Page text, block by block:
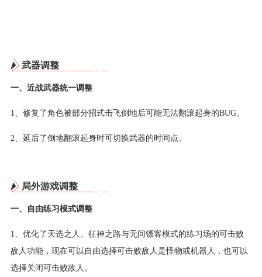
武器调整
一、近战武器统一调整
1、修复了角色被部分招式击飞倒地后可能无法翻滚起身的BUG。
2、延后了倒地翻滚起身时可切换武器的时间点。
局外游戏调整
一、自由练习模式调整
1、优化了天选之人、征神之路与无间镖客模式的练习场的可击败
敌人功能，现在可以自由选择可击败敌人是怪物或机器人，也可以
选择关闭可击败敌人。